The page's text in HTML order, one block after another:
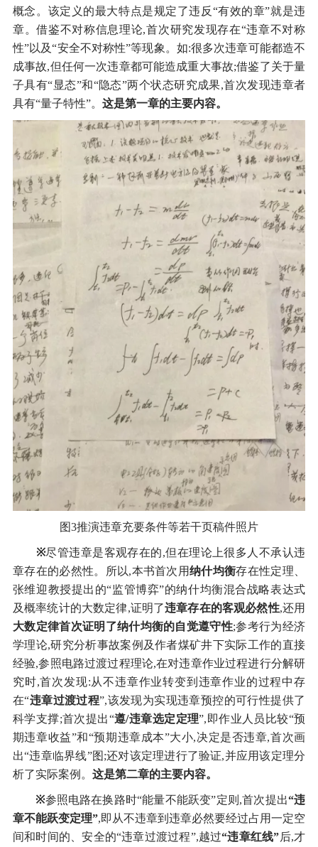
概念。该定义的最大特点是规定了违反“有效的章”就是违
章。借鉴不对称信息理论,首次研究发现存在“违章不对称
性”以及“安全不对称性”等现象。如:很多次违章可能都造不
成事故,但任何一次违章都可能造成重大事故;借鉴了关于量
子具有“显态”和“隐态”两个状态研究成果,首次发现违章者
具有“量子特性”。 这是第一章的主要内容。
图3推演违章充要条件等若干页稿件照片
※尽管违章是客观存在的,但在理论上很多人不承认违
章存在的必然性。所以,本书首次用纳什均衡存在性定理、
张维迎教授提出的“监管博弈”的纳什均衡混合战略表达式
及概率统计的大数定律,证明了违章存在的客观必然性,还用
大数定律首次证明了纳什均衡的自觉遵守性;参考行为经济
学理论,研究分析事故案例及作者煤矿井下实际工作的直接
经验,参照电路过渡过程理论,在对违章作业过程进行分解研
究时,首次发现:从不违章作业转变到违章作业的过程中存
在“违章过渡过程”,该发现为实现违章预控的可行性提供了
科学支撑;首次提出“遵/违章选定定理”,即作业人员比较“预
期违章收益”和“预期违章成本”大小,决定是否违章,首次画
出“违章临界线”图;还对该定理进行了验证,并应用该定理分
析了实际案例。 这是第二章的主要内容。
※参照电路在换路时“能量不能跃变”定则,首次提出“违
章不能跃变定理”,即从不违章到违章必然要经过占用一定空
间和时间的、安全的“违章过渡过程”,越过“违章红线”后,才